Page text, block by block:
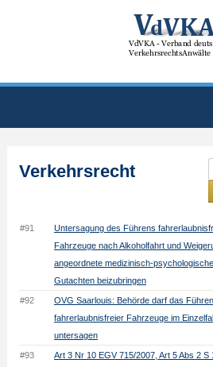
Verkehrsrecht
#91
Untersagung des Führens
Fahrzeuge nach Alkoholfahrt und
angeordnete medizinisch-psychologische
Gutachten beizubringen
#92
OVG Saarlouis: Behörde darf das Führen
fahrerlaubnisfreier Fahrzeuge im
untersagen
#93
Art 3 Nr 10 EGV 715/2007, Art 5 Abs 2 S